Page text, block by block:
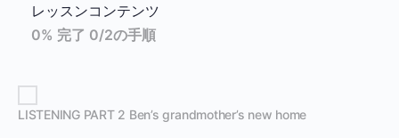
レッスンコンテンツ
0% 完了 0/2の手順
LISTENING PART 2 Ben’s grandmother’s new home